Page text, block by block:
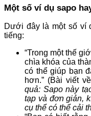
Một số ví dụ sapo
Dưới đây là một số ví
tiếng:
“Trong một thế
chìa khóa của
có thể giúp bạn
hơn.” (Bài viết
quả: Sapo này
tạp và đơn giản,
cụ thể có thể cải